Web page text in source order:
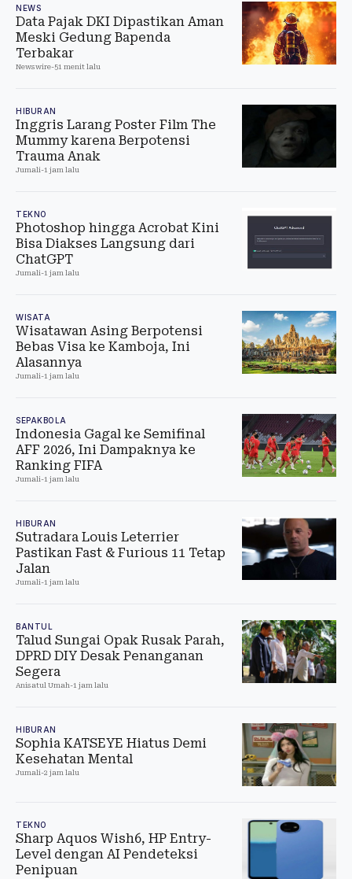
NEWS
Data Pajak DKI Dipastikan Aman
Meski Gedung Bapenda
Terbakar
Newswire-51 menit lalu
HIBURAN
Inggris Larang Poster Film The
Mummy karena Berpotensi
Trauma Anak
Jumali-1 jam lalu
TEKNO
Photoshop hingga Acrobat Kini
Bisa Diakses Langsung dari
ChatGPT
Jumali-1 jam lalu
WISATA
Wisatawan Asing Berpotensi
Bebas Visa ke Kamboja, Ini
Alasannya
Jumali-1 jam lalu
SEPAKBOLA
Indonesia Gagal ke Semifinal
AFF 2026, Ini Dampaknya ke
Ranking FIFA
Jumali-1 jam lalu
HIBURAN
Sutradara Louis Leterrier
Pastikan Fast & Furious 11 Tetap
Jalan
Jumali-1 jam lalu
BANTUL
Talud Sungai Opak Rusak Parah,
DPRD DIY Desak Penanganan
Segera
Anisatul Umah-1 jam lalu
HIBURAN
Sophia KATSEYE Hiatus Demi
Kesehatan Mental
Jumali-2 jam lalu
TEKNO
Sharp Aquos Wish6, HP Entry-
Level dengan AI Pendeteksi
Penipuan